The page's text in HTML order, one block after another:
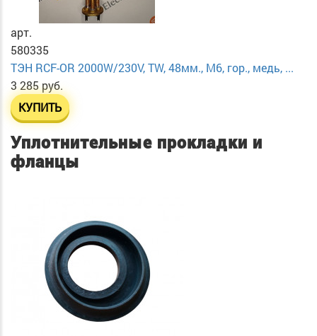
арт.
580335
ТЭН RCF-OR 2000W/230V, TW, 48мм., М6, гор., медь, ...
3 285 руб.
КУПИТЬ
Уплотнительные прокладки и
фланцы